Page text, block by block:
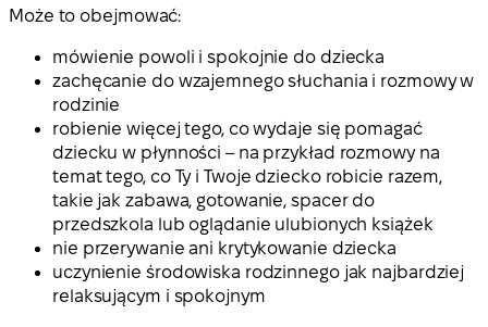
Może to obejmować:
mówienie powoli i spokojnie do dziecka
zachęcanie do wzajemnego słuchania i rozmowy w
rodzinie
robienie więcej tego, co wydaje się pomagać
dziecku w płynności – na przykład rozmowy na
temat tego, co Ty i Twoje dziecko robicie razem,
takie jak zabawa, gotowanie, spacer do
przedszkola lub oglądanie ulubionych książek
nie przerywanie ani krytykowanie dziecka
uczynienie środowiska rodzinnego jak najbardziej
relaksującym i spokojnym